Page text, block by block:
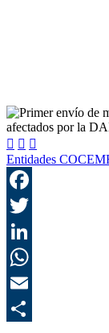
  
Entidades